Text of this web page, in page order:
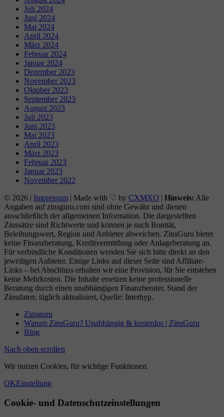
Juli 2024
Juni 2024
Mai 2024
April 2024
März 2024
Februar 2024
Januar 2024
Dezember 2023
November 2023
Oktober 2023
September 2023
August 2023
Juli 2023
Juni 2023
Mai 2023
April 2023
März 2023
Februar 2023
Januar 2023
November 2022
© 2026 | Impressum | Made with ♡ by CXMXO | Hinweis: Alle
Angaben auf zinsguru.com sind ohne Gewähr und dienen
ausschließlich der allgemeinen Information. Die dargestellten
Zinssätze sind Richtwerte und können je nach Bonität,
Beleihungswert, Region und Anbieter abweichen. ZinsGuru bietet
keine Finanzberatung, Kreditvermittlung oder Anlageberatung an.
Für verbindliche Konditionen wenden Sie sich bitte direkt an den
jeweiligen Anbieter. Einige Links auf dieser Seite sind Affiliate-
Links – bei Abschluss erhalten wir eine Provision, für Sie entstehen
keine Mehrkosten. Die Inhalte ersetzen keine professionelle
Beratung durch einen unabhängigen Finanzberater. Stand der
Zinsdaten: täglich aktualisiert, Quelle: Interhyp.
Zinsguru
Warum ZinsGuru? Unabhängig & kostenlos | ZinsGuru
Blog
Nach oben scrollen
Wir nutzen Cookies, für wichtige Funktionen.
OKEinstellung
Cookie- und Datenschutzeinstellungen